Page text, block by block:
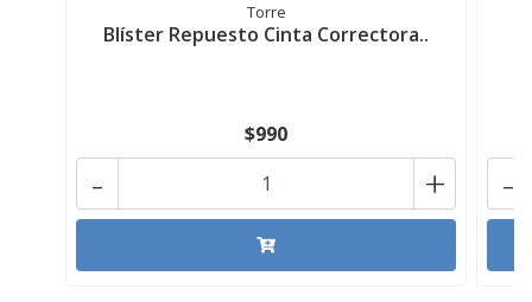
Torre
Blíster Repuesto Cinta Correctora..
$990
+
- -